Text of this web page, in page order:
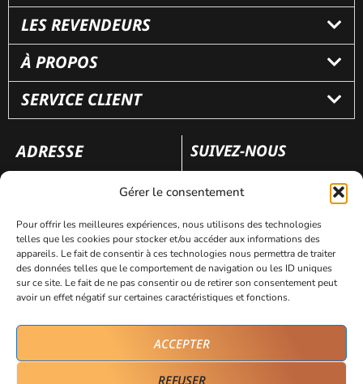
Gérer le consentement
Pour offrir les meilleures expériences, nous utilisons des technologies
telles que les cookies pour stocker et/ou accéder aux informations des
appareils. Le fait de consentir à ces technologies nous permettra de traiter
des données telles que le comportement de navigation ou les ID uniques
sur ce site. Le fait de ne pas consentir ou de retirer son consentement peut
avoir un effet négatif sur certaines caractéristiques et fonctions.
ACCEPTER
REFUSER
LES REVENDEURS
À PROPOS
SERVICE CLIENT
ADRESSE
110 rue Frédéric Fays
SUIVEZ-NOUS
Mentions légales Politique de confidentialité